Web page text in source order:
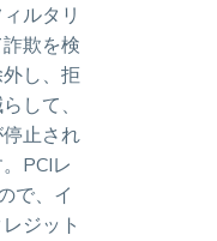
ルタリ
欺を検
し、拒
して、
止され
PCIレ
で、イ
ジット